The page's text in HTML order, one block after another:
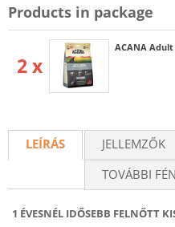
Products in package
2 x
ACANA
LEÍRÁS JELLEMZŐK
TOVÁBBI
1 ÉVESNÉL IDŐSEBB FELNŐTT